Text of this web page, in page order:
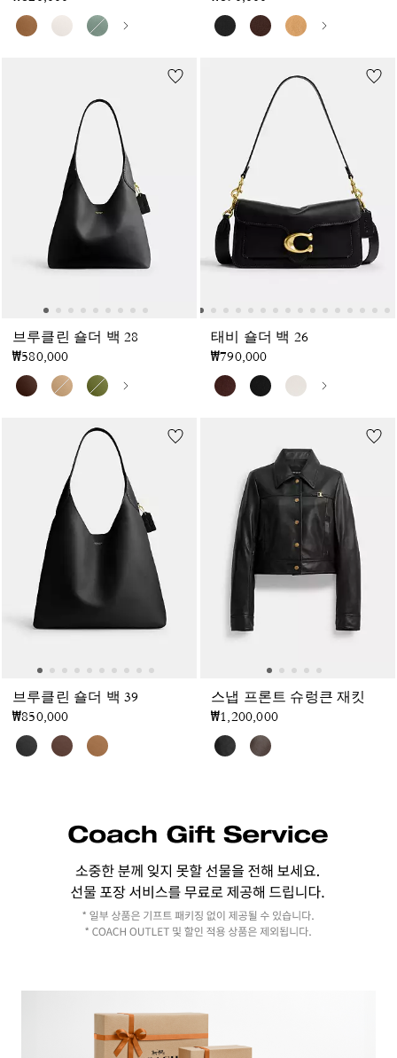
브루클린 숄더 백 28
₩580,000
태비 숄더 백 26
₩790,000
브루클린 숄더 백 39
₩850,000
스냅 프론트 슈렁큰 재킷
₩1,200,000